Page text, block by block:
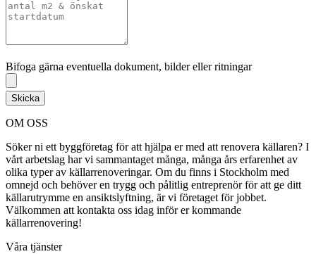
Bifoga gärna eventuella dokument, bilder eller ritningar
Skicka
OM OSS
Söker ni ett byggföretag för att hjälpa er med att renovera källaren? I
vårt arbetslag har vi sammantaget många, många års erfarenhet av
olika typer av källarrenoveringar. Om du finns i Stockholm med
omnejd och behöver en trygg och pålitlig entreprenör för att ge ditt
källarutrymme en ansiktslyftning, är vi företaget för jobbet.
Välkommen att kontakta oss idag inför er kommande
källarrenovering!
Våra tjänster